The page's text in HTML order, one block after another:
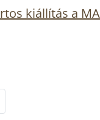
kiállítás a